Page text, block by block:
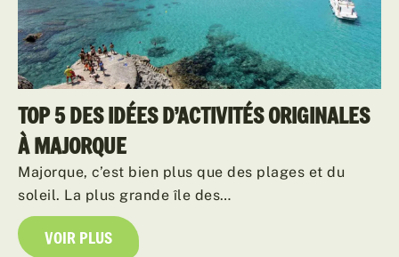
TOP 5 DES IDÉES D’ACTIVITÉS ORIGINALES
À MAJORQUE
Majorque, c’est bien plus que des plages et du
soleil. La plus grande île des…
VOIR PLUS